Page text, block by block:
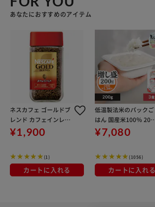
あなたにおすすめのアイテム
ネスカフェ ゴールドブ
レンド カフェインレス
80g
¥1,900
(1)
カートに入れる
低温製法米のパックご
はん 国産米100％ 200
g×48パック
¥7,080
(1056)
カートに入れる